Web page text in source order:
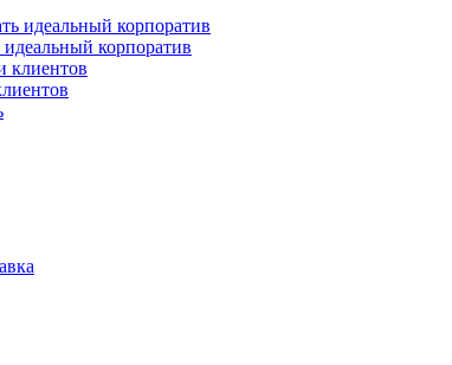
корпоратив